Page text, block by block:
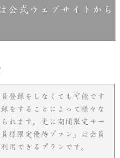
公式ウェブサイトから
登録をしなくても可能です
をすることによって様々な
れます。更に期間限定サー
様限定優待プラン」は会員
用できるプランです。